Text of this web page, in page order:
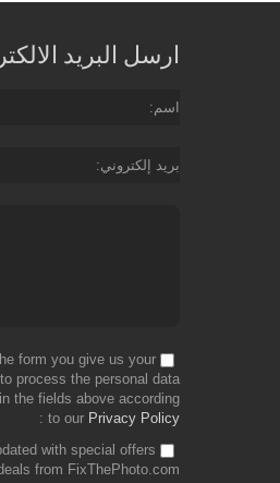
ارسل البريد
اسم
بريد إلكتروني
form you give us your
process the personal data
the fields above according
to our Privacy Policy
with special offers
from FixThePhoto.com